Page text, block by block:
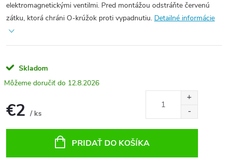
elektromagnetickými ventilmi. Pred montážou odstráňte červenú
zátku, ktorá chráni O-krúžok proti vypadnutiu. Detailné informácie
Skladom
12.8.2026
€2 / ks
PRIDAŤ DO KOŠÍKA